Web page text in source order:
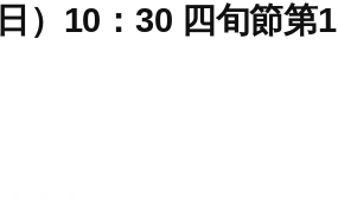
）10：30 四旬節第1